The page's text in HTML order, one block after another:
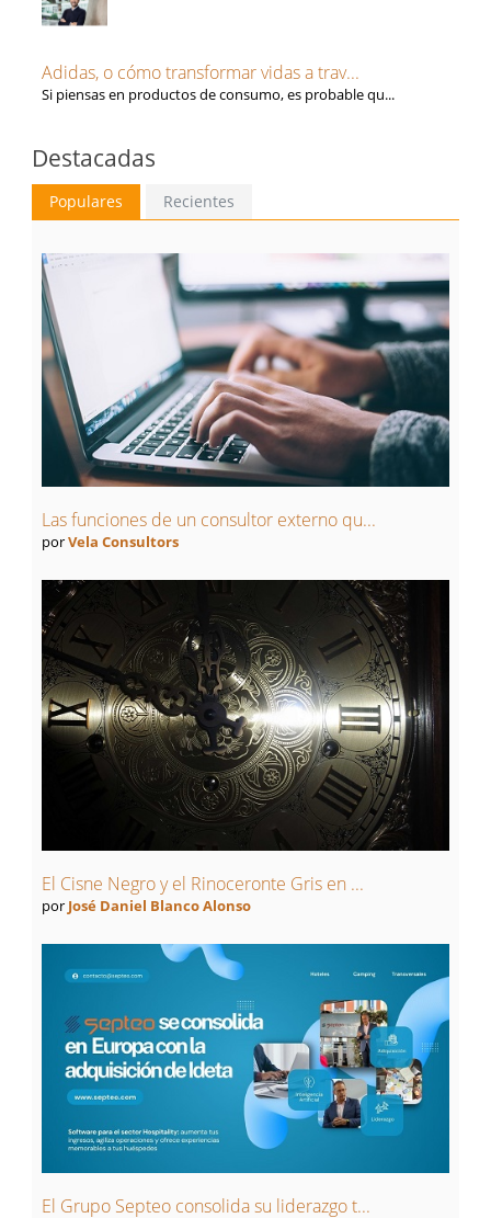
Adidas, o cómo transformar vidas a trav...
Si piensas en productos de consumo, es probable qu...
Destacadas
Populares Recientes
Las funciones de un consultor externo qu...
porVela Consultors
El Cisne Negro y el Rinoceronte Gris en ...
por José Daniel Blanco Alonso
El Grupo Septeo consolida su liderazgo t...